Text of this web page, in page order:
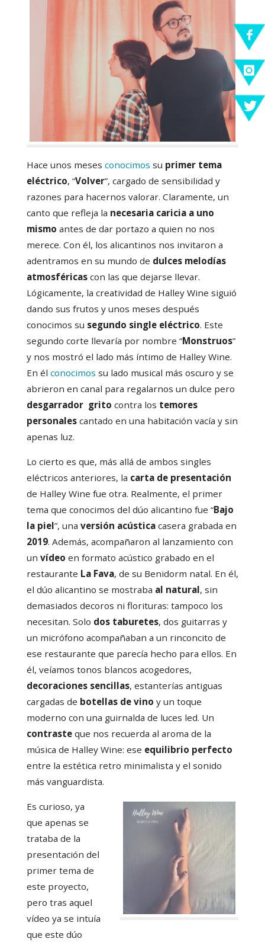
Hace unos meses conocimos su primer tema
eléctrico, “Volver”, cargado de sensibilidad y
razones para hacernos valorar. Claramente, un
canto que refleja la necesaria caricia a uno
mismo antes de dar portazo a quien no nos
merece. Con él, los alicantinos nos invitaron a
adentramos en su mundo de dulces melodías
atmosféricascon las que dejarse llevar.
Lógicamente, la creatividad de Halley Wine siguió
dando sus frutos y unos meses después
conocimos su segundo single eléctrico. Este
segundo corte llevaría por nombre “Monstruos”
y nos mostró el lado más íntimo de Halley Wine.
En él conocimos su lado musical más oscuro y se
abrieron en canal para regalarnos un dulce pero
desgarrador grito contra los temores
personalescantado en una habitación vacía y sin
apenas luz.
Lo cierto es que, más allá de ambos singles
eléctricos anteriores, la carta de presentación
de Halley Wine fue otra. Realmente, el primer
tema que conocimos del dúo alicantino fue “Bajo
la piel”, una versión acústicacasera grabada en
2019. Además, acompañaron al lanzamiento con
un vídeo en formato acústico grabado en el
restaurante La Fava, de su Benidorm natal. En él,
el dúo alicantino se mostraba al natural, sin
demasiados decoros ni florituras: tampoco los
necesitan. Solo dos taburetes, dos guitarras y
un micrófono acompañaban a un rinconcito de
ese restaurante que parecía hecho para ellos. En
él, veíamos tonos blancos acogedores,
decoraciones sencillas, estanterías antiguas
cargadas de botellas de vino y un toque
moderno con una guirnalda de luces led. Un
contraste que nos recuerda al aroma de la
música de Halley Wine: ese equilibrio perfecto
entre la estética retro minimalista y el sonido
más vanguardista.
Es curioso, ya
que apenas se
trataba de la
presentación del
primer tema de
este proyecto,
pero tras aquel
vídeo ya se intuía
que este dúo